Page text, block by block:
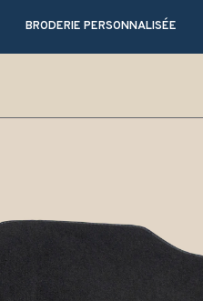
BRODERIE PERSONNALISÉE